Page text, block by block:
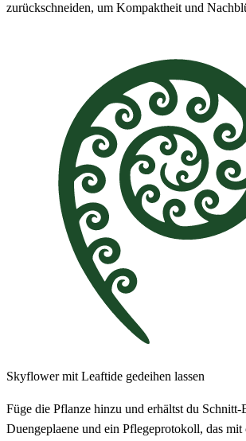
zurückschneiden, um Kompaktheit und
Skyflower mit Leaftide gedeihen lassen
Füge die Pflanze hinzu und erhältst du Schnitt-
Duengeplaene und ein Pflegeprotokoll, das mit